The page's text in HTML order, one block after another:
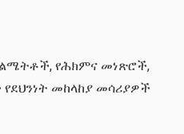
የሕክምና መነጽሮች,
መከላከያ መሳሪያዎች